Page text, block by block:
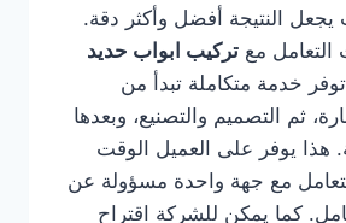
يجعل النتيجة أفضل وأكثر دقة.
مع تركيب ابواب حديد
توفر خدمة متكاملة تبدأ من
ثم التصميم والتصنيع، وبعدها
هذا يوفر على العميل الوقت
يتعامل مع جهة واحدة مسؤولة عن
كما يمكن للشركة اقتراح